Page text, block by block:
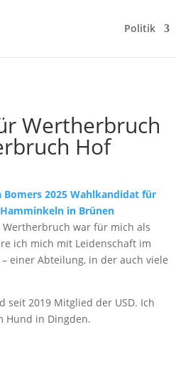
Politik
Wertherbruch
Hof
war für mich als
ich mich mit Leidenschaft im
einer Abteilung, in der auch viele
seit 2019 Mitglied der USD. Ich
Hund in Dingden.